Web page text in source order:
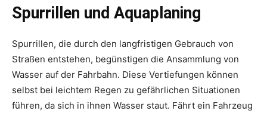
Spurrillen und Aquaplaning
Spurrillen, die durch den langfristigen Gebrauch von
Straßen entstehen, begünstigen die Ansammlung von
Wasser auf der Fahrbahn. Diese Vertiefungen können
selbst bei leichtem Regen zu gefährlichen Situationen
führen, da sich in ihnen Wasser staut. Fährt ein Fahrzeug